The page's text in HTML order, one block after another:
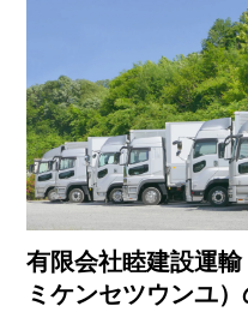
有限会社睦建設運
ミケンセツウンユ